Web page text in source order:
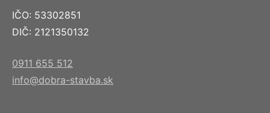
IČO: 53302851
DIČ: 2121350132
0911 655 512
info@dobra-stavba.sk